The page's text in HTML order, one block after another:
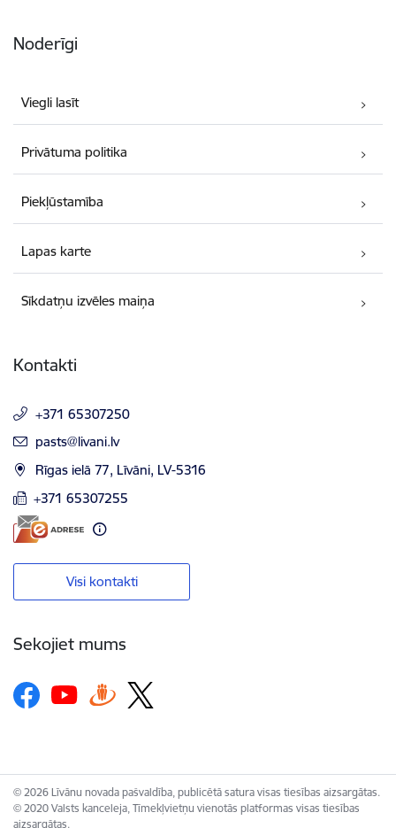
Noderīgi
Viegli lasīt
Privātuma politika
Piekļūstamība
Lapas karte
Sīkdatņu izvēles maiņa
Kontakti
+371 65307250
E-pasts:
pasts@livani.lv
Rīgas ielā 77, Līvāni, LV-5316
+371 65307255
Visi kontakti
Sekojiet mums
© 2026 Līvānu novada pašvaldība, publicētā satura visas tiesības aizsargātas.
© 2020 Valsts kanceleja, Tīmekļvietņu vienotās platformas visas tiesības
aizsargātas.